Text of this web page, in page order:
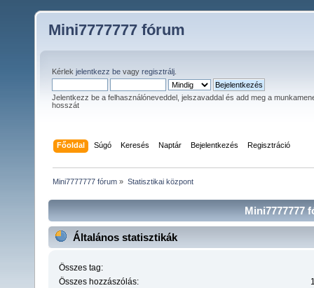
Mini7777777 fórum
Kérlek jelentkezz be vagy regisztrálj
Jelentkezz be a felhasználóneveddel, jelszavaddal és add meg a
hosszát
Főoldal Súgó Keresés Naptár Bejelentkezés Regisztráció
Mini7777777 fórum » Statisztikai központ
Mini7777777
Általános statisztikák
Összes tag:
Összes hozzászólás: